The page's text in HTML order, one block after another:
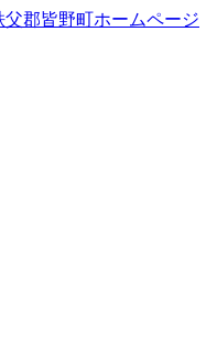
郡皆野町ホームページ